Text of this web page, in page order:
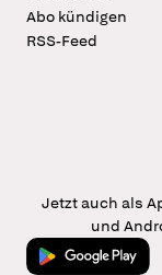
Abo kündigen
RSS-Feed
Jetzt auch als
und
Jetzt bei Google